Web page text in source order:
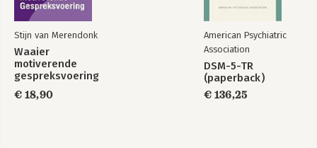
Verlamd van angst 131
Aikido 135
Geen reden tot klagen 139
Omdat het kon 151
Vaste grond 161
Micky 177
Stijn van Merendonk
Waaier
motiverende
gespreksvoering
€ 18,90
American Psychiatric
Association
DSM-5-TR
(paperback)
€ 136,25